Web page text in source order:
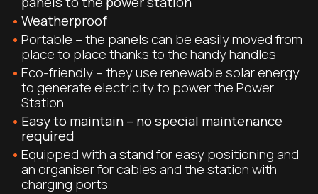
Weatherproof
Portable – the panels can be easily moved from
place to place thanks to the handy handles
Eco-friendly – they use renewable solar energy
to generate electricity to power the Power
Station
Easy to maintain – no special maintenance
required
Equipped with a stand for easy positioning and
an organiser for cables and the station with
charging ports